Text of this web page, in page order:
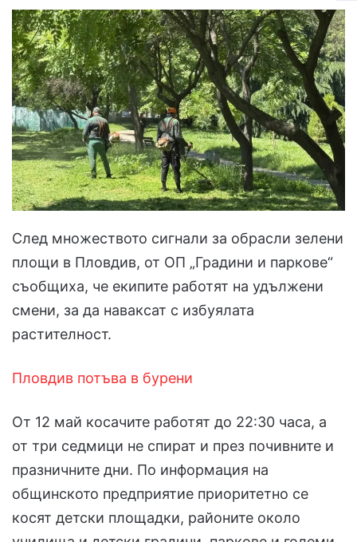
След множеството сигнали за обрасли зелени
площи в Пловдив, от ОП „Градини и паркове“
съобщиха, че екипите работят на удължени
смени, за да наваксат с избуялата
растителност.
Пловдив потъва в бурени
От 12 май косачите работят до 22:30 часа, а
от три седмици не спират и през почивните и
празничните дни. По информация на
общинското предприятие приоритетно се
косят детски площадки, районите около